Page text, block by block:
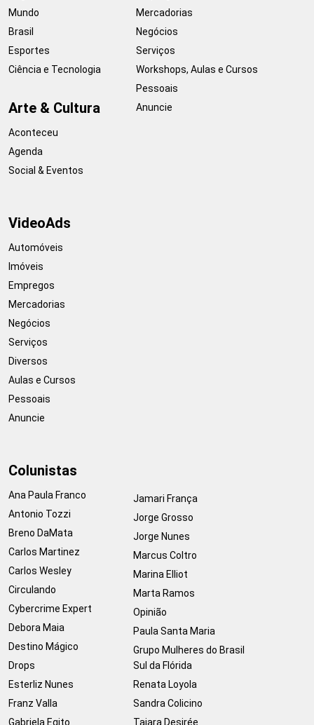
Mundo
Brasil
Esportes
Ciência e Tecnologia
Arte & Cultura
Aconteceu
Agenda
Social & Eventos
Mercadorias
Negócios
Serviços
Workshops, Aulas e Cursos
Pessoais
Anuncie
VideoAds
Automóveis
Imóveis
Empregos
Mercadorias
Negócios
Serviços
Diversos
Aulas e Cursos
Pessoais
Anuncie
Colunistas
Ana Paula Franco
Antonio Tozzi
Breno DaMata
Carlos Martinez
Carlos Wesley
Circulando
Cybercrime Expert
Debora Maia
Destino Mágico
Drops
Esterliz Nunes
Franz Valla
Gabriela Egito
Jamari França
Jorge Grosso
Jorge Nunes
Marcus Coltro
Marina Elliot
Marta Ramos
Opinião
Paula Santa Maria
Grupo Mulheres do Brasil
Sul da Flórida
Renata Loyola
Sandra Colicino
Taiara Desirée